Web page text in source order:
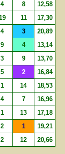
4 8 12,58
11 17,30
4 3 20,89
9 4 13,14
3 9 13,70
5 2 16,84
1 14 18,53
4 7 16,96
1 13 17,18
2 1 19,21
2 12 20,66